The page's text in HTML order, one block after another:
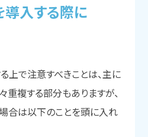
導入する際に
上で注意すべきことは、主に
重複する部分もありますが、
合は以下のことを頭に入れ